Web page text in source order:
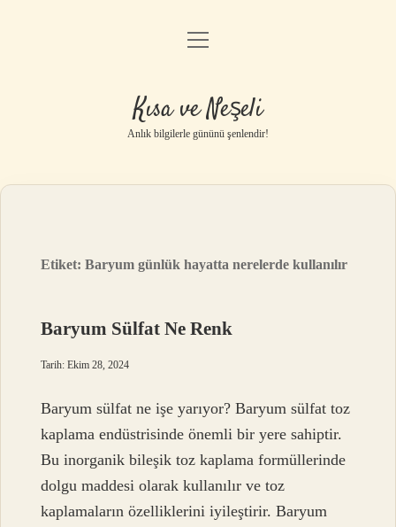
Anasayfa
Yasal Uyarı
menüyü
Kısa ve Neşeli
Anlık bilgilerle gününü şenlendir!
Etiket:Baryum günlük hayatta nerelerde kullanılır
Baryum Sülfat Ne Renk
Tarih: Ekim 28, 2024
Baryum sülfat ne işe yarıyor? Baryum sülfat toz
kaplama endüstrisinde önemli bir yere sahiptir.
Bu inorganik bileşik toz kaplama formüllerinde
dolgu maddesi olarak kullanılır ve toz
kaplamaların özelliklerini iyileştirir. Baryum